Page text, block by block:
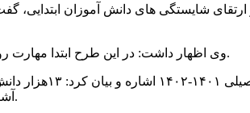
ارتقای شایستگی های دانش آموزان
وی اظهار داشت: در این طرح ابتدا مهارت روخوانی و خوانداری و سپس نوشتاری دانش آموزان پایه اول ابتدایی تقویت می شود.
وی به اجرای طرح
آشنا شدند و علاوه بر این مهارت برنامه نویسی دانش آموزان شرکت کننده تقویت شد.